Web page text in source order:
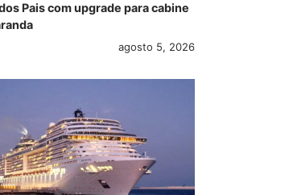
Pais com upgrade para cabine
agosto 5, 2026